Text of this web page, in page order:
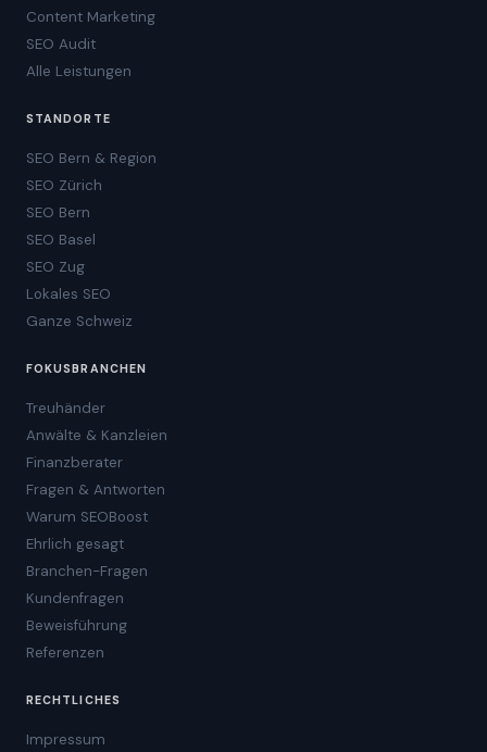
Content Marketing
SEO Audit
Alle Leistungen
STANDORTE
SEO Bern & Region
SEO Zürich
SEO Bern
SEO Basel
SEO Zug
Lokales SEO
Ganze Schweiz
FOKUSBRANCHEN
Treuhänder
Anwälte & Kanzleien
Finanzberater
Fragen & Antworten
Warum SEOBoost
Ehrlich gesagt
Branchen-Fragen
Kundenfragen
Beweisführung
Referenzen
RECHTLICHES
Impressum